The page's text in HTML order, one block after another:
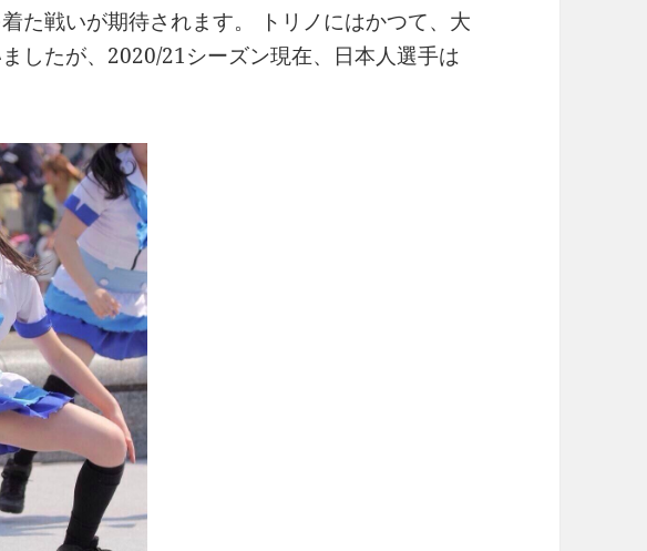
た戦いが期待されます。 トリノにはかつて、大
したが、2020/21シーズン現在、日本人選手は